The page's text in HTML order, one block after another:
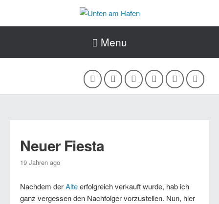
Menu
Neuer Fiesta
19 Jahren ago
Nachdem derAlteerfolgreich verkauft wurde, hab ich
ganz vergessen den Nachfolger vorzustellen. Nun, hier